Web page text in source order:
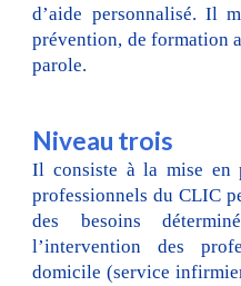
d’aide personnalisé. Il
prévention, de formation
parole.
Niveau trois
Il consiste à la mise en
professionnels du CLIC
des besoins
l’intervention des
domicile (service